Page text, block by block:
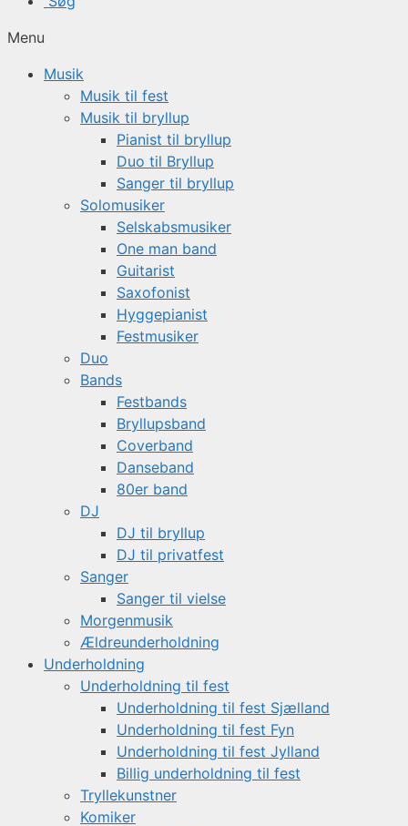
Menu
Musik
Musik til fest
Musik til bryllup
Pianist til bryllup
Duo til Bryllup
Sanger til bryllup
Solomusiker
Selskabsmusiker
One man band
Guitarist
Saxofonist
Hyggepianist
Festmusiker
Duo
Bands
Festbands
Bryllupsband
Coverband
Danseband
80er band
DJ
DJ til bryllup
DJ til privatfest
Sanger
Sanger til vielse
Morgenmusik
Ældreunderholdning
Underholdning
Underholdning til fest
Underholdning til fest Sjælland
Underholdning til fest Fyn
Underholdning til fest Jylland
Billig underholdning til fest
Tryllekunstner
Komiker